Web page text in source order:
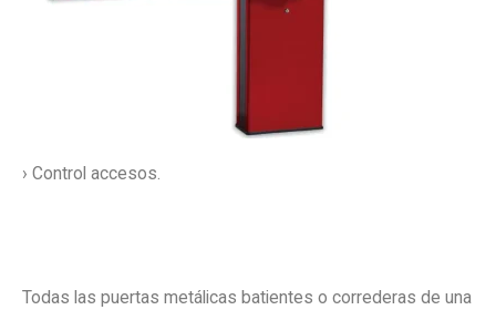
› Control accesos.
Todas las puertas metálicas batientes o correderas de una